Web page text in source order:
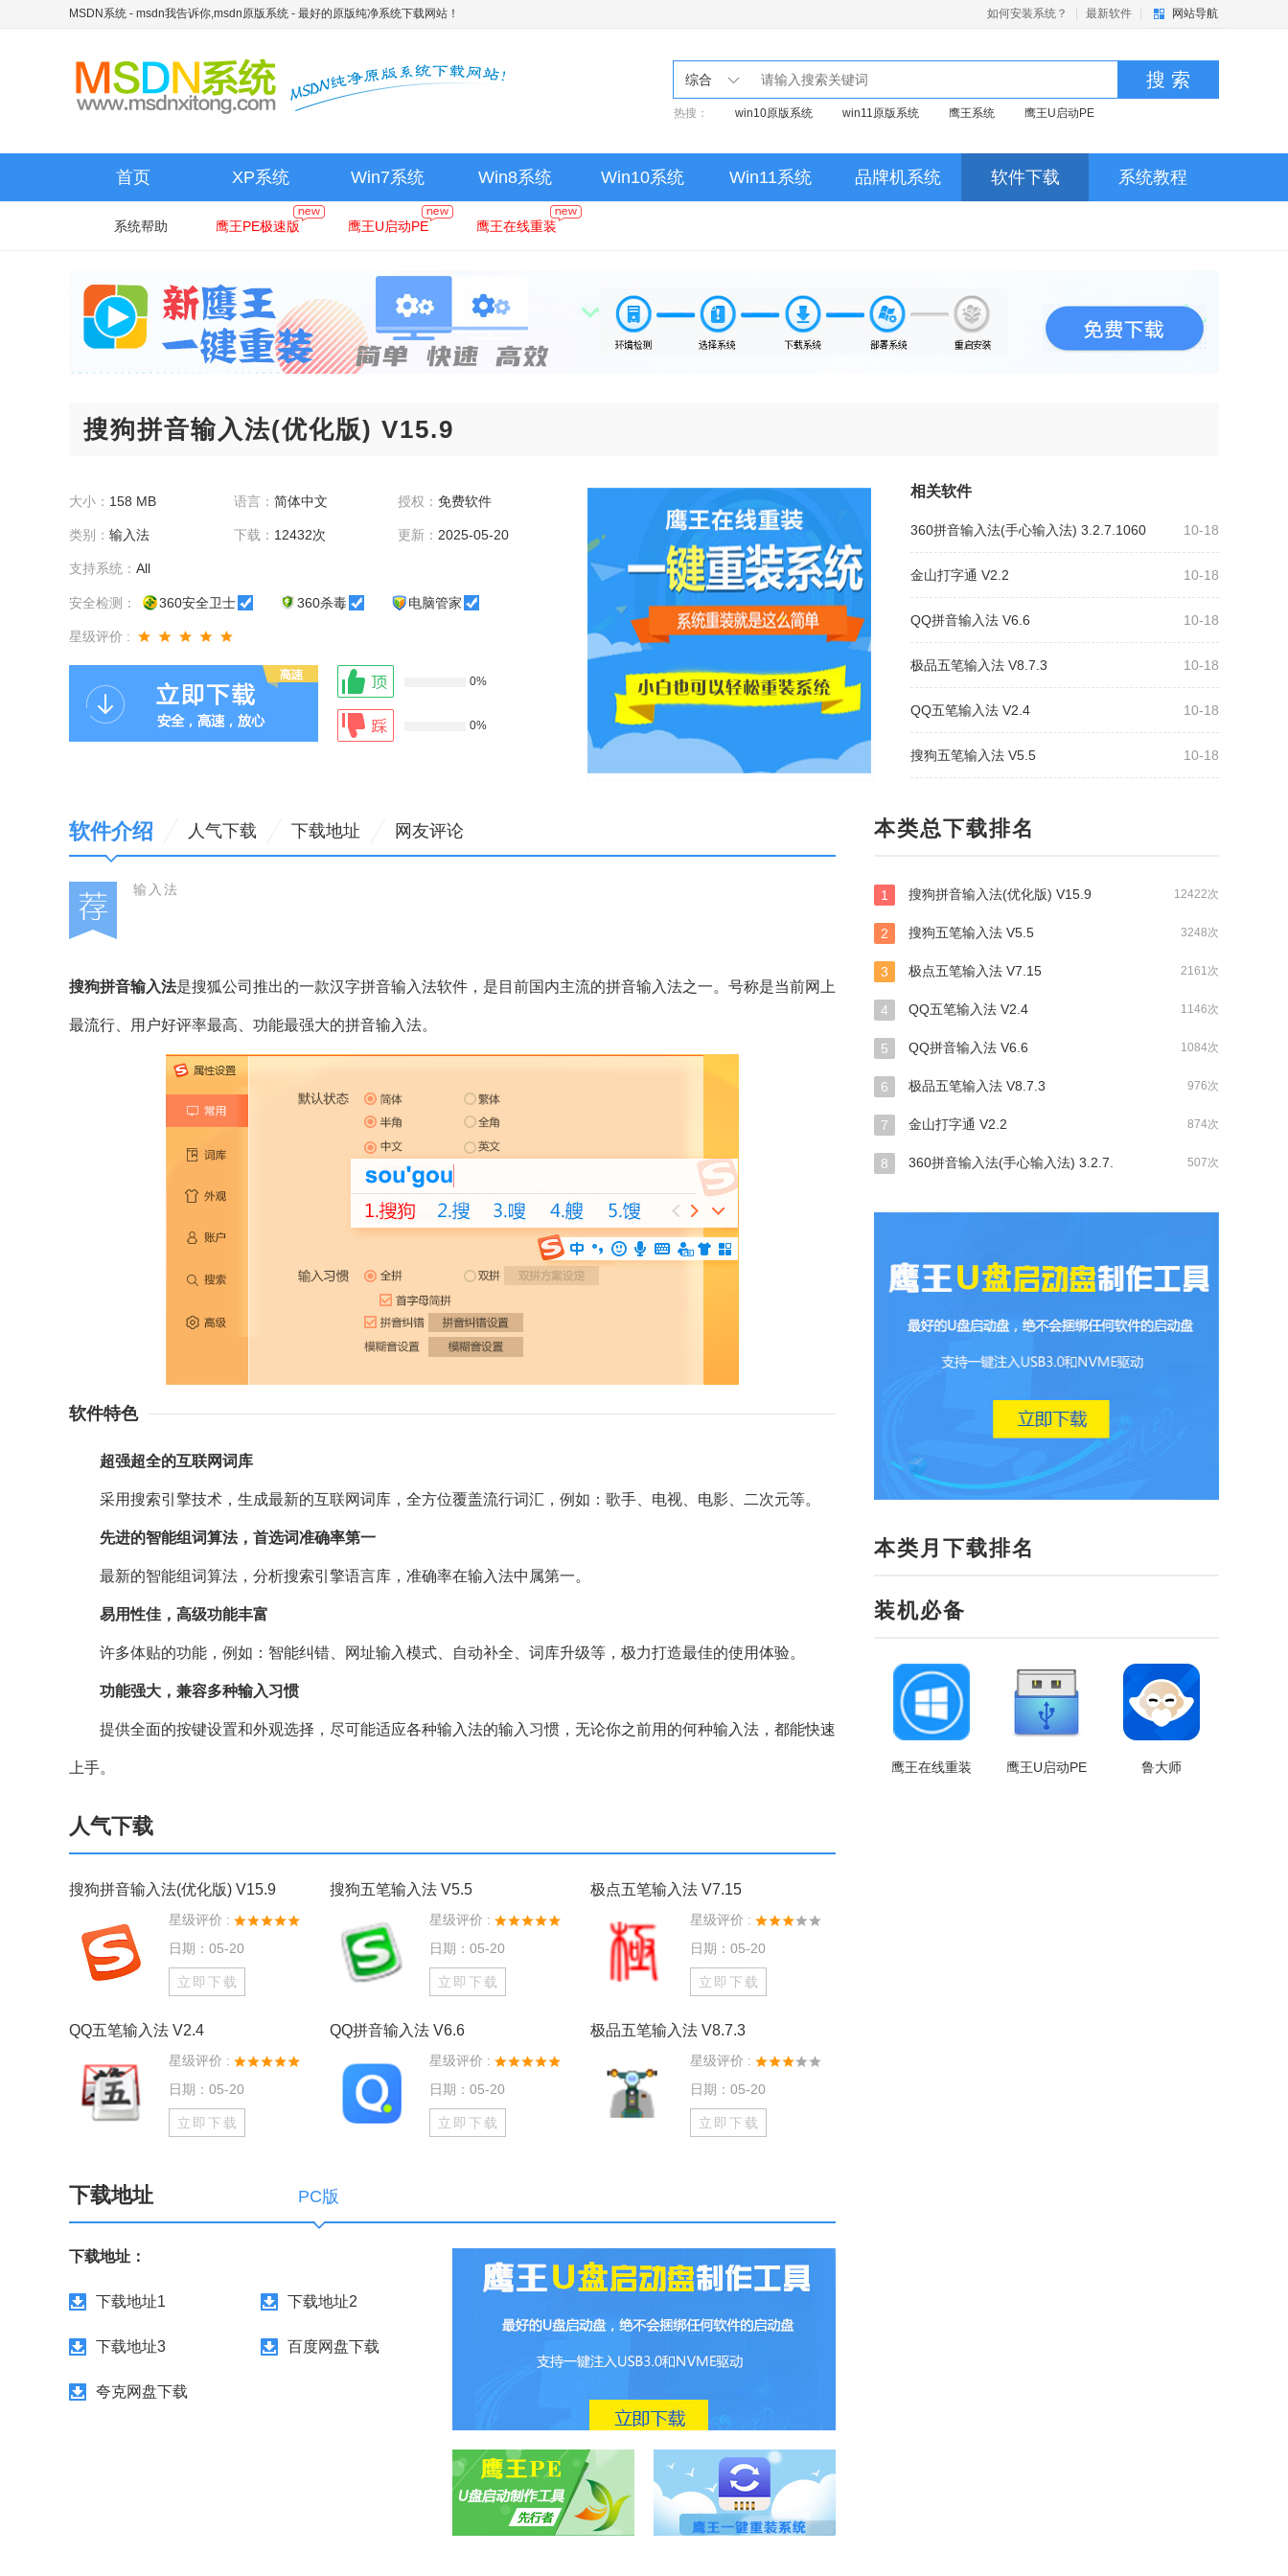
MSDN系统 - msdn我告诉你,msdn原版系统 - 最好的原版纯净系统下载网站！ 如何安装系统？ 最新软件 网站导航
综合 搜 索
热搜： win10原版系统 win11原版系统 鹰王系统 鹰王U启动PE
首页 XP系统 Win7系统 Win8系统 Win10系统 Win11系统 品牌机系统 软件下载 系统教程
系统帮助 鹰王PE极速版 鹰王U启动PE 鹰王在线重装
搜狗拼音输入法(优化版) V15.9
大小： 158 MB 语言： 简体中文 授权：免费软件
类别： 输入法 下载： 12432次 更新： 2025-05-20
支持系统： All
安全检测： 360安全卫士 360杀毒 电脑管家
星级评价 :
0%
0%
相关软件
10-18
360拼音输入法(手心输入法) 3.2.7.1060
10-18
金山打字通 V2.2
10-18
QQ拼音输入法 V6.6
10-18
极品五笔输入法 V8.7.3
10-18
QQ五笔输入法 V2.4
10-18
搜狗五笔输入法 V5.5
软件介绍 人气下载 下载地址 网友评论
输入法
搜狗拼音输入法是搜狐公司推出的一款汉字拼音输入法软件，是目前国内主流的拼音输入法之一。号称是当前网上
最流行、用户好评率最高、功能最强大的拼音输入法。
软件特色
超强超全的互联网词库
采用搜索引擎技术，生成最新的互联网词库，全方位覆盖流行词汇，例如：歌手、电视、电影、二次元等。
先进的智能组词算法，首选词准确率第一
最新的智能组词算法，分析搜索引擎语言库，准确率在输入法中属第一。
易用性佳，高级功能丰富
许多体贴的功能，例如：智能纠错、网址输入模式、自动补全、词库升级等，极力打造最佳的使用体验。
功能强大，兼容多种输入习惯
提供全面的按键设置和外观选择，尽可能适应各种输入法的输入习惯，无论你之前用的何种输入法，都能快速
上手。
人气下载
搜狗拼音输入法(优化版) V15.9
星级评价 :
日期：05-20
立即下载
搜狗五笔输入法 V5.5
星级评价 :
日期：05-20
立即下载
极点五笔输入法 V7.15
星级评价 :
日期：05-20
立即下载
QQ五笔输入法 V2.4
星级评价 :
日期：05-20
立即下载
QQ拼音输入法 V6.6
星级评价 :
日期：05-20
立即下载
极品五笔输入法 V8.7.3
星级评价 :
日期：05-20
立即下载
下载地址 PC版
下载地址：
下载地址1 下载地址2
下载地址3 百度网盘下载
夸克网盘下载
本类总下载排名
12422次
1 搜狗拼音输入法(优化版) V15.9
3248次
2 搜狗五笔输入法 V5.5
2161次
3 极点五笔输入法 V7.15
1146次
4 QQ五笔输入法 V2.4
1084次
5 QQ拼音输入法 V6.6
976次
6 极品五笔输入法 V8.7.3
874次
7 金山打字通 V2.2
507次
8 360拼音输入法(手心输入法) 3.2.7.
本类月下载排名
装机必备
鹰王在线重装 鹰王U启动PE 鲁大师